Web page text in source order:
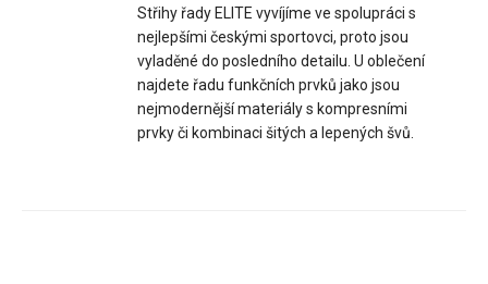
Stylová cyklistická retro kšiltovka nemůže chybět ve výbavě
žádného opravdového cyklisty.Vyrobena v ..
Střihy řady ELITE vyvíjíme ve spolupráci s
nejlepšími českými sportovci, proto jsou
vyladěné do posledního detailu. U oblečení
najdete řadu funkčních prvků jako jsou
nejmodernější materiály s kompresními
prvky či kombinaci šitých a lepených švů.